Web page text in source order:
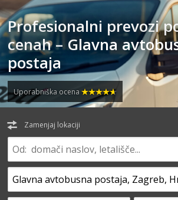
Profesionalni prevozi
cenah – Glavna
postaja
Uporabniška ocena
Zamenjaj lokaciji